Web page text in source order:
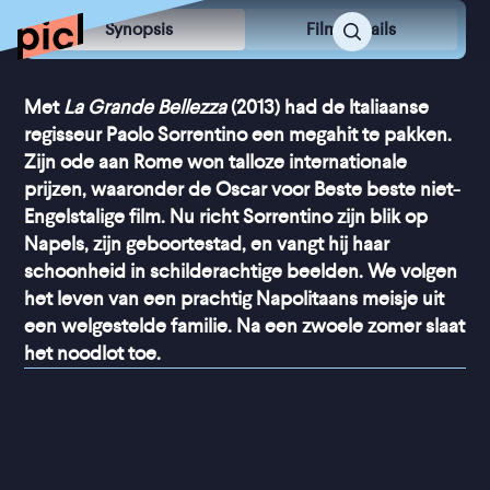
Synopsis Film Details
Met La Grande Bellezza(2013) had de Italiaanse
regisseur Paolo Sorrentino een megahit te pakken.
Zijn ode aan Rome won talloze internationale
prijzen, waaronder de Oscar voor Beste beste niet-
Engelstalige film. Nu richt Sorrentino zijn blik op
Napels, zijn geboortestad, en vangt hij haar
schoonheid in schilderachtige beelden. We volgen
het leven van een prachtig Napolitaans meisje uit
een welgestelde familie. Na een zwoele zomer slaat
het noodlot toe.